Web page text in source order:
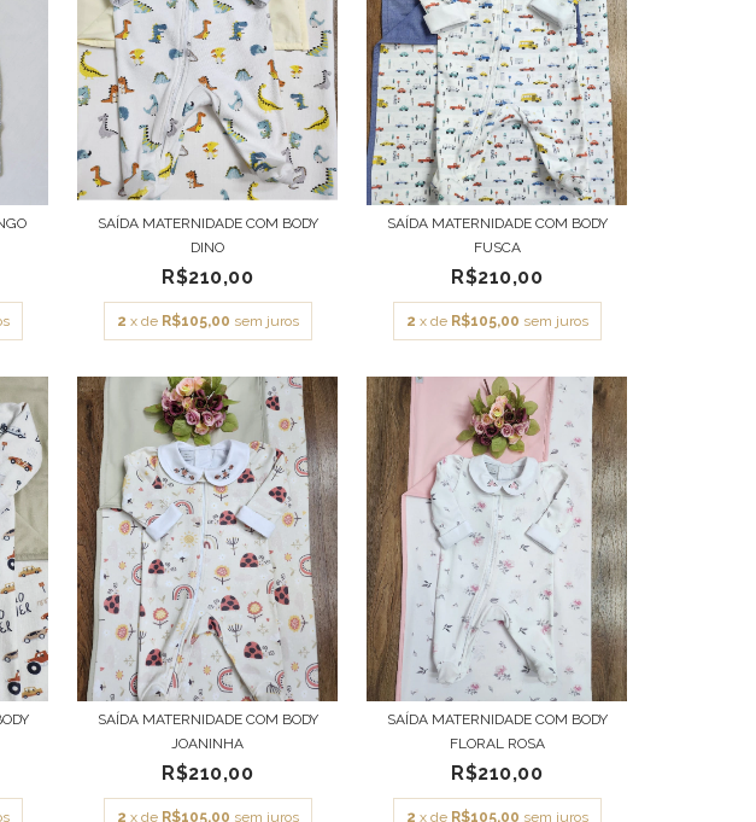
SAÍDA MATERNIDADE COM BODY
DINO
R$210,00
2 x de R$105,00 sem juros
SAÍDA MATERNIDADE COM BODY
FUSCA
R$210,00
2 x de R$105,00 sem juros
SAÍDA MATERNIDADE COM BODY
JOANINHA
R$210,00
2 x de R$105,00 sem juros
SAÍDA MATERNIDADE COM BODY
FLORAL ROSA
R$210,00
2 x de R$105,00 sem juros